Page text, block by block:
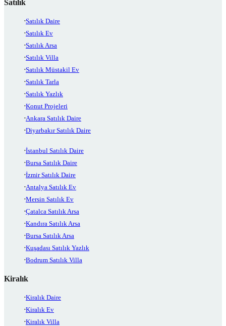
Satılık
Satılık Daire
Satılık Ev
Satılık Arsa
Satılık Villa
Satılık Müstakil Ev
Satılık Tarla
Satılık Yazlık
Konut Projeleri
Ankara Satılık Daire
Diyarbakır Satılık Daire
İstanbul Satılık Daire
Bursa Satılık Daire
İzmir Satılık Daire
Antalya Satılık Ev
Mersin Satılık Ev
Çatalca Satılık Arsa
Kandıra Satılık Arsa
Bursa Satılık Arsa
Kuşadası Satılık Yazlık
Bodrum Satılık Villa
Kiralık
Kiralık Daire
Kiralık Ev
Kiralık Villa